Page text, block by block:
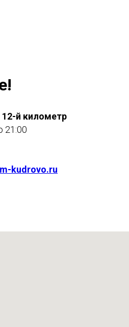
й километр
21:00
kudrovo.ru